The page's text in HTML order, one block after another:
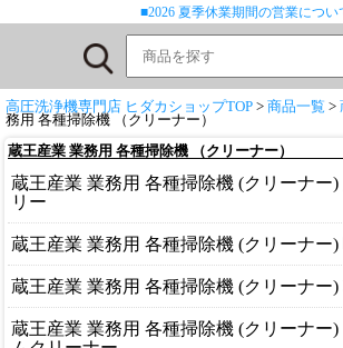
■2026 夏季休業期間の営業につい
高圧洗浄機専門店 ヒダカショップTOP > 商品一覧 >
務用 各種掃除機 （クリーナー）
蔵王産業 業務用 各種掃除機 （クリーナー）
蔵王産業 業務用 各種掃除機 (クリーナー
リー
蔵王産業 業務用 各種掃除機 (クリーナー
蔵王産業 業務用 各種掃除機 (クリーナー
蔵王産業 業務用 各種掃除機 (クリーナー